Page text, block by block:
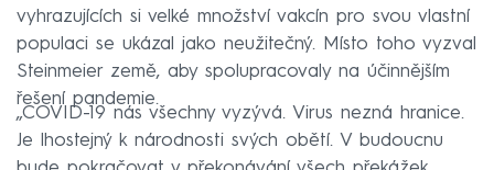
vyhrazujících si velké množství vakcín pro svou vlastní
populaci se ukázal jako neužitečný. Místo toho vyzval
Steinmeier země, aby spolupracovaly na účinnějším
řešení pandemie.
„COVID-19 nás všechny vyzývá. Virus nezná hranice.
Je lhostejný k národnosti svých obětí. V budoucnu